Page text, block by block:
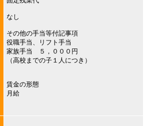
なし
その他の手当等付記事項
役職手当、リフト手当
家族手当 ５，０００円
（高校までの子１人につき）
賃金の形態
月給